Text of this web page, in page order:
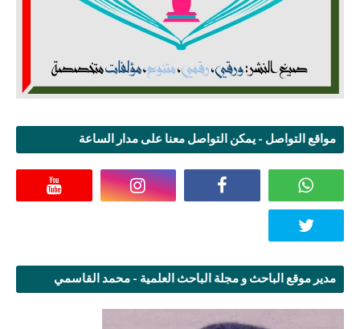
مواقع التواصل - يمكن التواصل معنا على مدار الساعة
مدير موقع الباحث و مجلة الباحث العلمية - محمد القاسمي